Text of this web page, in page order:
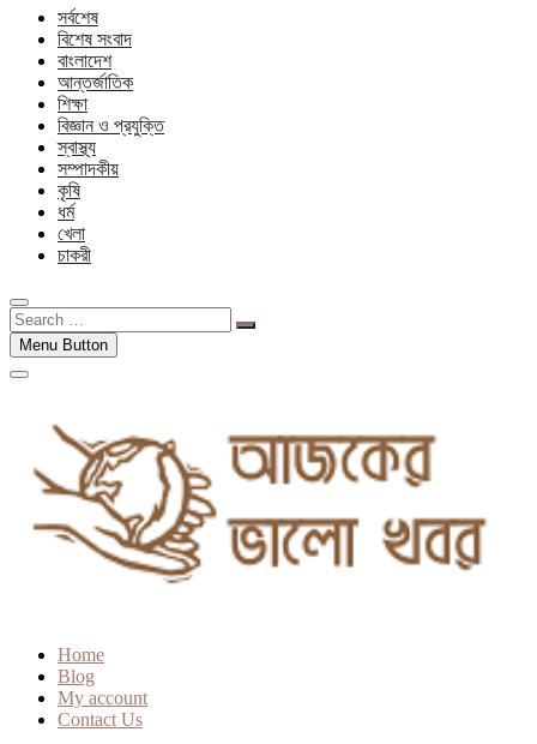
সর্বশেষ
বিশেষ সংবাদ
বাংলাদেশ
আন্তর্জাতিক
শিক্ষা
বিজ্ঞান ও প্রযুক্তি
স্বাস্থ্য
সম্পাদকীয়
কৃষি
ধর্ম
খেলা
চাকরী
Search
…Menu Button
Home
Blog
My account
Contact Us